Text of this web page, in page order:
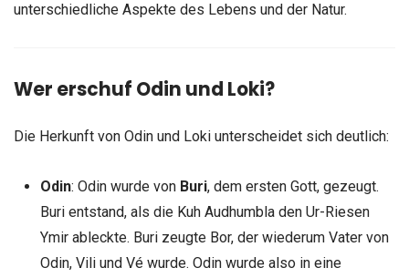
unterschiedliche Aspekte des Lebens und der Natur.
Wer erschuf Odin und Loki?
Die Herkunft von Odin und Loki unterscheidet sich deutlich:
Odin: Odin wurde von Buri, dem ersten Gott, gezeugt.
Buri entstand, als die Kuh Audhumbla den Ur-Riesen
Ymir ableckte. Buri zeugte Bor, der wiederum Vater von
Odin, Vili und Vé wurde. Odin wurde also in eine